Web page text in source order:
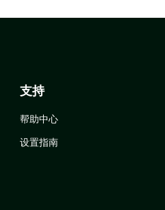
支持
帮助中心
设置指南